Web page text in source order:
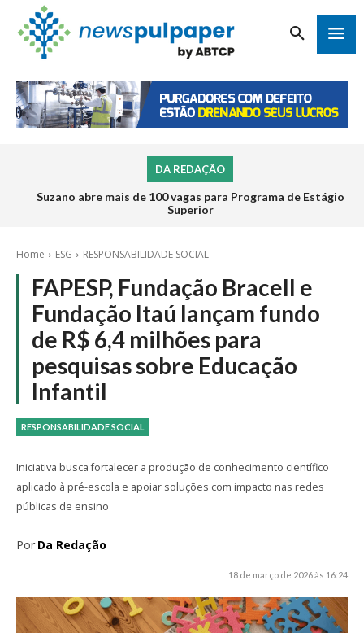
DA REDAÇÃO
Suzano abre mais de 100 vagas para Programa de Estágio
Superior
Home ESG RESPONSABILIDADE SOCIAL
FAPESP, Fundação Bracell e
Fundação Itaú lançam fundo
de R$ 6,4 milhões para
pesquisas sobre Educação
Infantil
RESPONSABILIDADE SOCIAL
Iniciativa busca fortalecer a produção de conhecimento científico
aplicado à pré-escola e apoiar soluções com impacto nas redes
públicas de ensino
Por Da Redação
18 de março de 2026 às 16:24